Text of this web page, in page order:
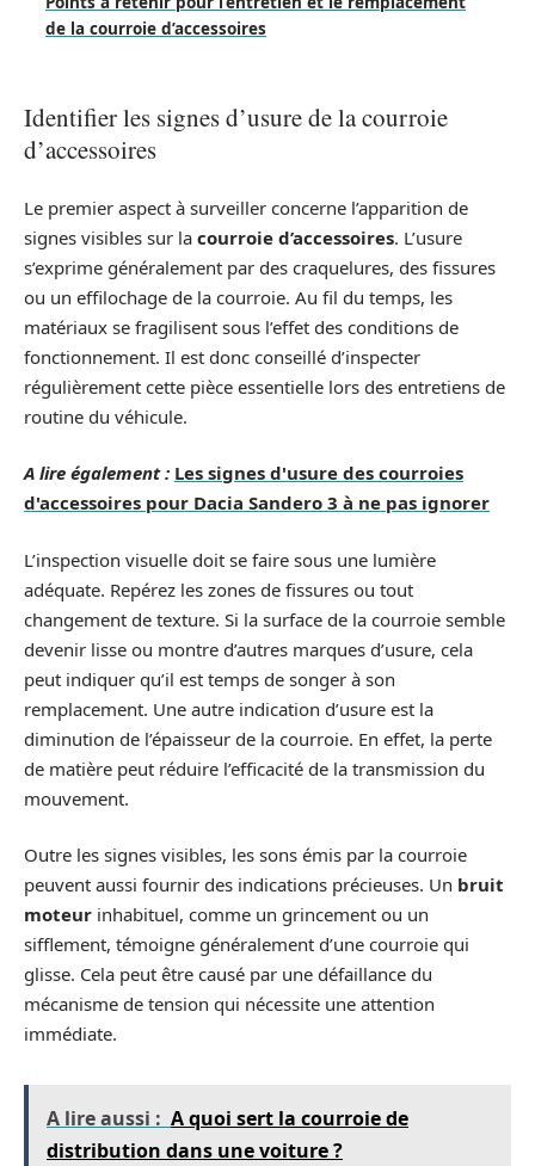
de la courroie d’accessoires
Identifier les signes d’usure de la courroie
d’accessoires
Le premier aspect à surveiller concerne l’apparition de
signes visibles sur la courroie d’accessoires. L’usure
s’exprime généralement par des craquelures, des fissures
ou un effilochage de la courroie. Au fil du temps, les
matériaux se fragilisent sous l’effet des conditions de
fonctionnement. Il est donc conseillé d’inspecter
régulièrement cette pièce essentielle lors des entretiens de
routine du véhicule.
A lire également : Les signes d'usure des courroies
d'accessoires pour Dacia Sandero 3 à ne pas ignorer
L’inspection visuelle doit se faire sous une lumière
adéquate. Repérez les zones de fissures ou tout
changement de texture. Si la surface de la courroie semble
devenir lisse ou montre d’autres marques d’usure, cela
peut indiquer qu’il est temps de songer à son
remplacement. Une autre indication d’usure est la
diminution de l’épaisseur de la courroie. En effet, la perte
de matière peut réduire l’efficacité de la transmission du
mouvement.
Outre les signes visibles, les sons émis par la courroie
peuvent aussi fournir des indications précieuses. Un bruit
moteur inhabituel, comme un grincement ou un
sifflement, témoigne généralement d’une courroie qui
glisse. Cela peut être causé par une défaillance du
mécanisme de tension qui nécessite une attention
immédiate.
A lire aussi : A quoi sert la courroie de
distribution dans une voiture ?